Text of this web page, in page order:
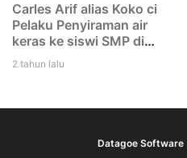
Carles Arif alias Koko ci
Pelaku Penyiraman air
keras ke siswi SMP di
Lembata di tangkap Polisi
2 tahun lalu
Datagoe Software